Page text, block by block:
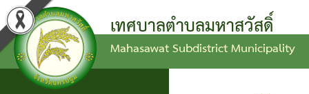
ข่าว
ข้อ
ประวัติ
เทศบาลตำบลมหาสวัสดิ์
Mahasawat Subdistrict Municipality